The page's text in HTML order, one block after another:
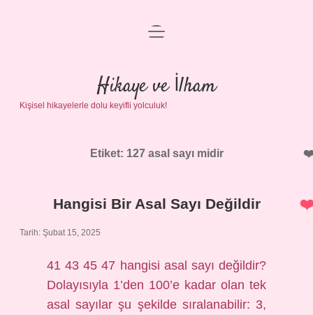
Anasayfa
Gizlilik Politikası
Yasal Uyarı
menüyü
Hikaye ve İlham
Kişisel hikayelerle dolu keyifli yolculuk!
Etiket: 127 asal sayı midir
Hangisi Bir Asal Sayı Değildir
Tarih: Şubat 15, 2025
41 43 45 47 hangisi asal sayı değildir?
Dolayısıyla 1’den 100’e kadar olan tek
asal sayılar şu şekilde sıralanabilir: 3,